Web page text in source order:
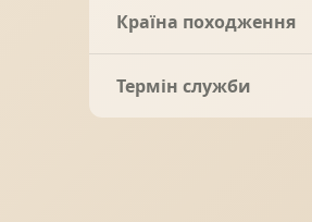
Країна походження
Термін служби